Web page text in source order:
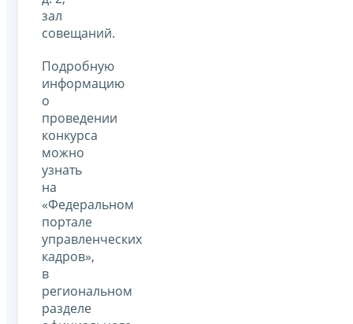
зал
совещаний.
Подробную
информацию
о
проведении
конкурса
можно
узнать
на
«Федеральном
портале
управленческих
кадров»,
в
региональном
разделе